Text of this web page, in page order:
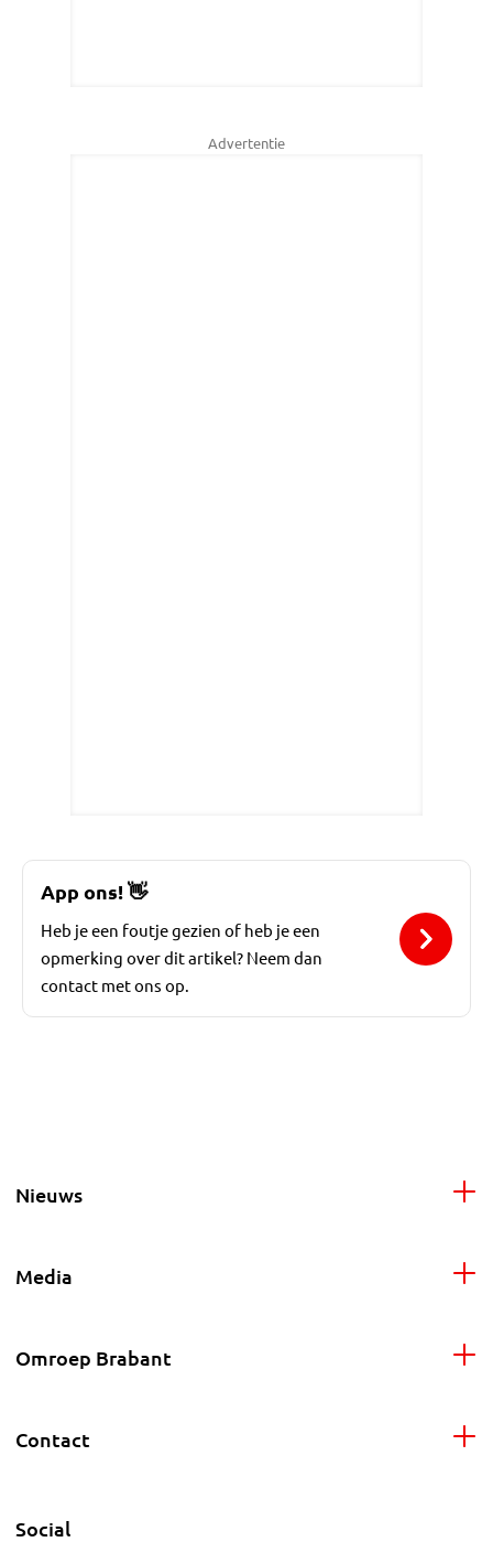
Advertentie
App ons!👋
Heb je een foutje gezien of heb je een
opmerking over dit artikel? Neem dan
contact met ons op.
Nieuws
Media
Omroep Brabant
Contact
Social